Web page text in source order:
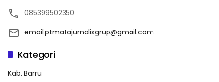
085399502350
email.ptmatajurnalisgrup@gmail.com
Kategori
Kab. Barru